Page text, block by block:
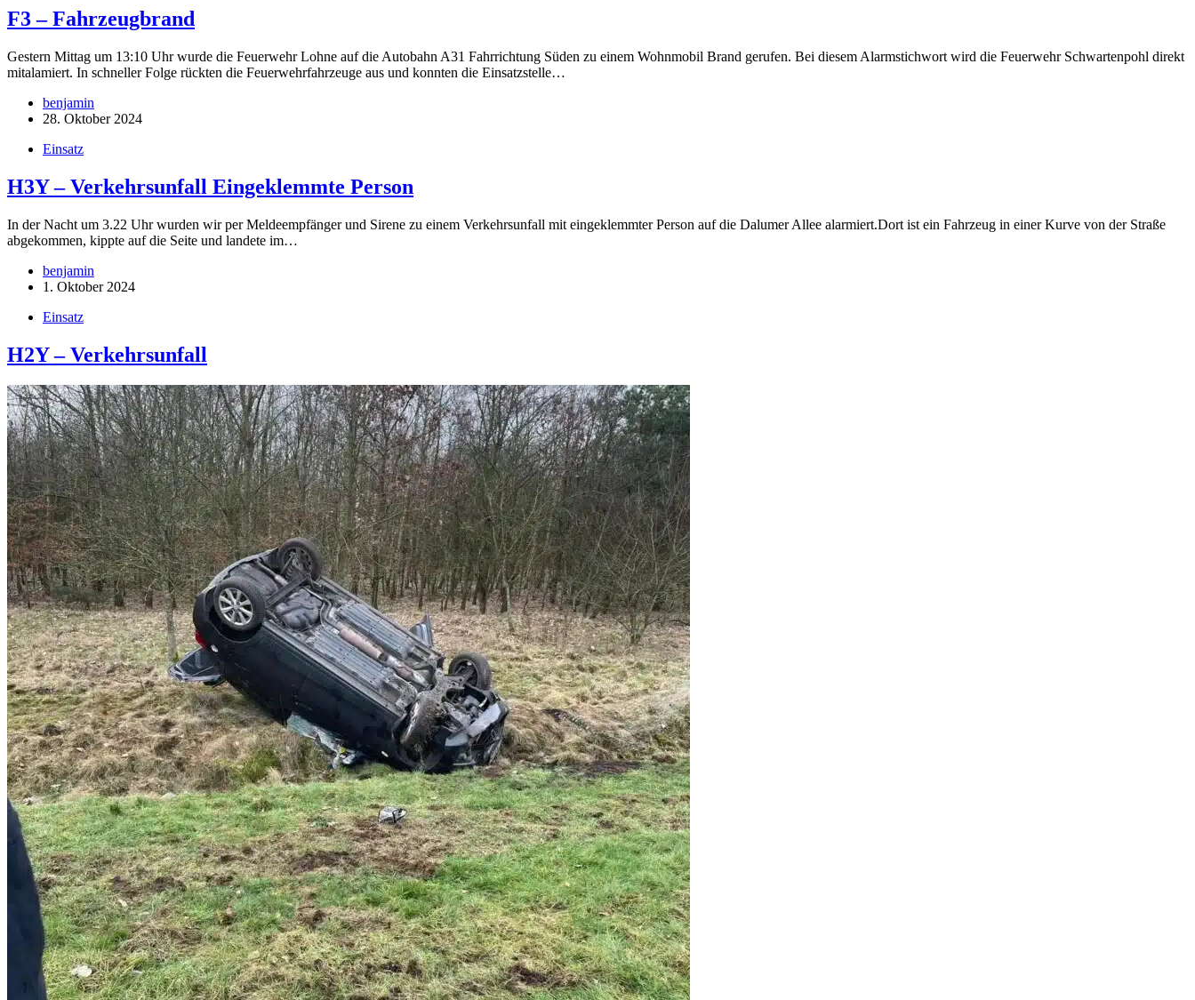
F3 – Fahrzeugbrand
Gestern Mittag um 13:10 Uhr wurde die Feuerwehr Lohne auf die Autobahn A31 Fahrrichtung Süden zu einem Wohnmobil Brand gerufen. Bei diesem Alarmstichwort wird die Feuerwehr Schwartenpohl direkt
mitalamiert. In schneller Folge rückten die Feuerwehrfahrzeuge aus und konnten die Einsatzstelle…
benjamin
28. Oktober 2024
Einsatz
H3Y – Verkehrsunfall Eingeklemmte Person
In der Nacht um 3.22 Uhr wurden wir per Meldeempfänger und Sirene zu einem Verkehrsunfall mit eingeklemmter Person auf die Dalumer Allee alarmiert.Dort ist ein Fahrzeug in einer Kurve von der Straße
abgekommen, kippte auf die Seite und landete im…
benjamin
1. Oktober 2024
Einsatz
H2Y – Verkehrsunfall